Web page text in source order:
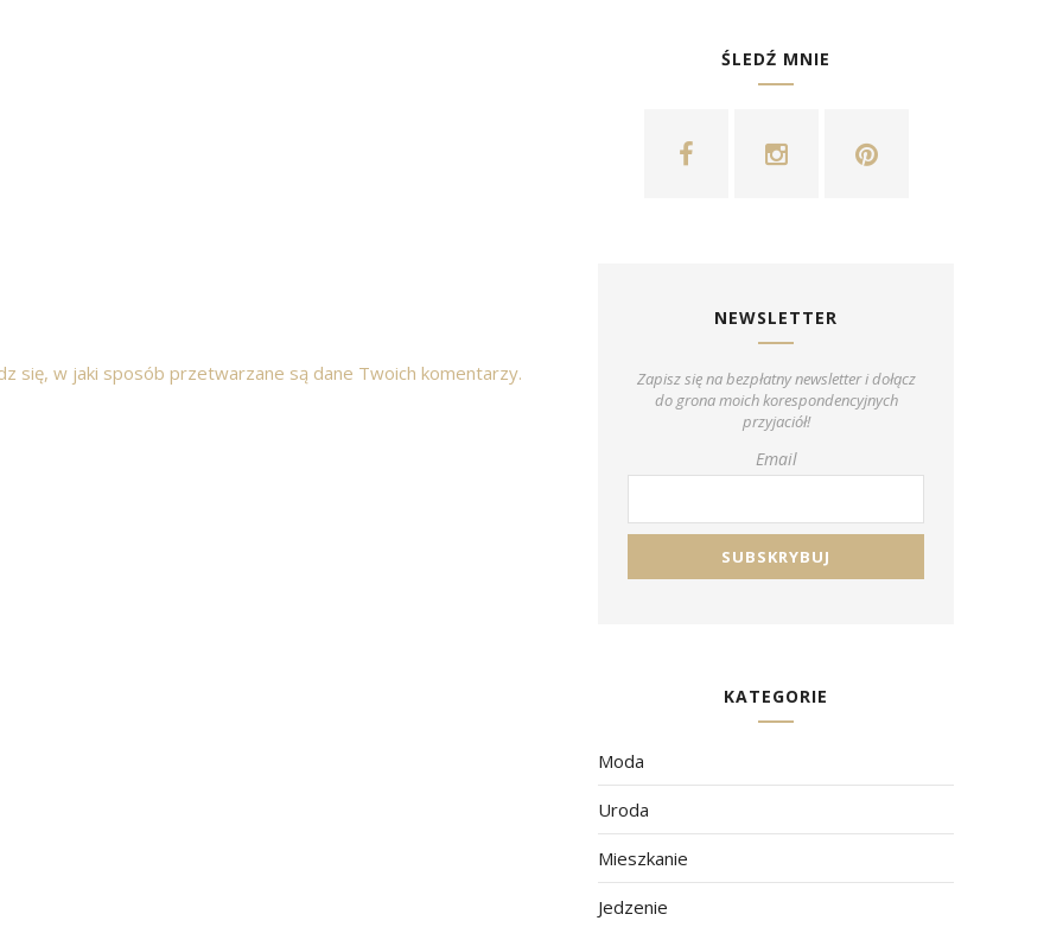
się, w jaki sposób przetwarzane są dane Twoich komentarzy.
ŚLEDŹ MNIE
NEWSLETTER
Zapisz się na bezpłatny newsletter i dołącz
do grona moich korespondencyjnych
przyjaciół!
Email
KATEGORIE
Moda
Uroda
Mieszkanie
Jedzenie